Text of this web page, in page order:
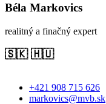
Béla Markovics
realitný a finačný expert
🇸🇰 🇭🇺
+421 908 715 626
markovics@mvb.sk